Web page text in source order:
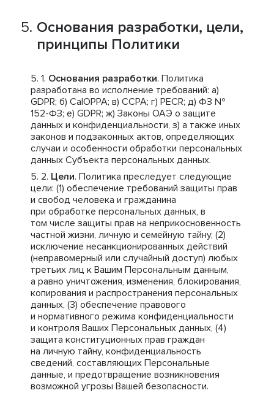
Основания разработки, цели,
принципы Политики
Основания разработки. Политика
разработана во исполнение требований: a)
GDPR; б) CalOPPA; в) CCPA; г) PECR; д) ФЗ №
152-ФЗ; е) GDPR; ж) Законы ОАЭ о защите
данных и конфиденциальности, з) а также иных
законов и подзаконных актов, определяющих
случаи и особенности обработки персональных
данных Субъекта персональных данных.
Цели. Политика преследует следующие
цели: (1) обеспечение требований защиты прав
и свобод человека и гражданина
при обработке персональных данных, в
том числе защиты прав на неприкосновенность
частной жизни, личную и семейную тайну, (2)
исключение несанкционированных действий
(неправомерный или случайный доступ) любых
третьих лиц к Вашим Персональным данным,
а равно уничтожения, изменения, блокирования,
копирования и распространения персональных
данных, (3) обеспечение правового
и нормативного режима конфиденциальности
и контроля Ваших Персональных данных, (4)
защита конституционных прав граждан
на личную тайну, конфиденциальность
сведений, составляющих Персональные
данные, и предотвращение возникновения
возможной угрозы Вашей безопасности.